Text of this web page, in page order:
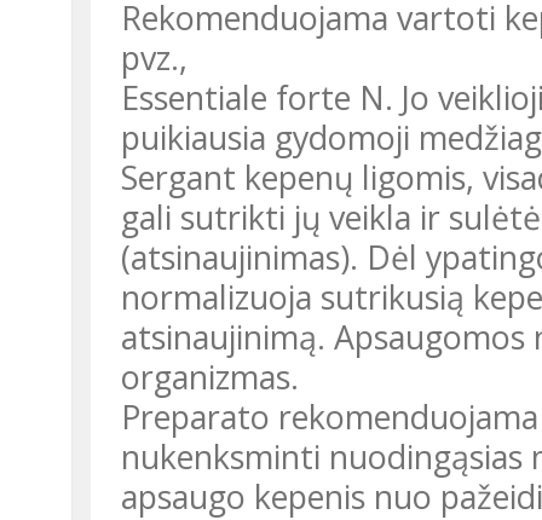
Rekomenduojama vartoti
pvz.,
Essentiale forte N. Jo
puikiausia gydomoji
Sergant kepenų ligomis,
gali sutrikti jų veikla ir
(atsinaujinimas). Dėl
normalizuoja sutrikusią
atsinaujinimą. Apsaugomos
organizmas.
Preparato
nukenksminti nuodingąsias
apsaugo kepenis nuo